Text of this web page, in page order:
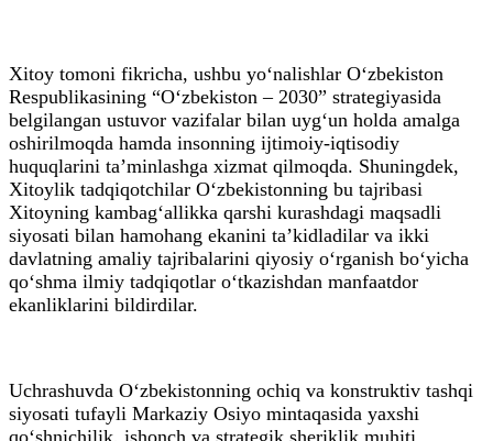
Xitoy tomoni fikricha, ushbu yo‘nalishlar O‘zbekiston
Respublikasining “O‘zbekiston – 2030” strategiyasida
belgilangan ustuvor vazifalar bilan uyg‘un holda amalga
oshirilmoqda hamda insonning ijtimoiy-iqtisodiy
huquqlarini ta’minlashga xizmat qilmoqda. Shuningdek,
Xitoylik tadqiqotchilar O‘zbekistonning bu tajribasi
Xitoyning kambag‘allikka qarshi kurashdagi maqsadli
siyosati bilan hamohang ekanini ta’kidladilar va ikki
davlatning amaliy tajribalarini qiyosiy o‘rganish bo‘yicha
qo‘shma ilmiy tadqiqotlar o‘tkazishdan manfaatdor
ekanliklarini bildirdilar.
Uchrashuvda O‘zbekistonning ochiq va konstruktiv tashqi
siyosati tufayli Markaziy Osiyo mintaqasida yaxshi
qo‘shnichilik, ishonch va strategik sheriklik muhiti